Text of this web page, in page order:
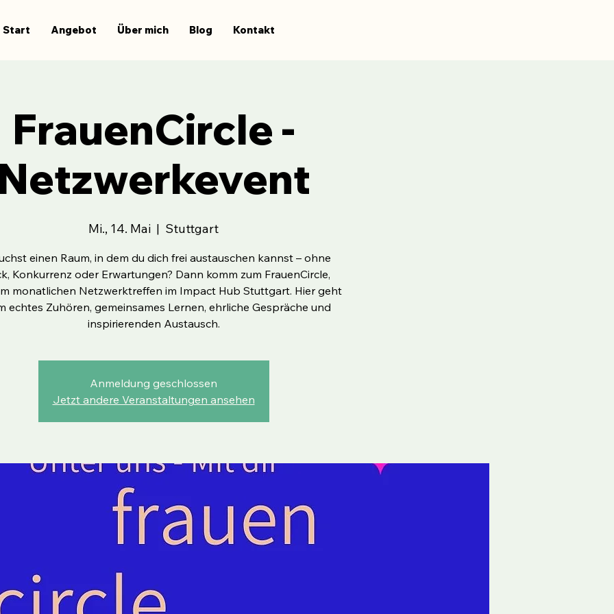
Start Angebot Über mich Blog Kontakt
FrauenCircle -
Mi., 14. Mai
  |
Stuttgart
einen Raum, in dem du dich frei austauschen kannst – ohne
Konkurrenz oder Erwartungen? Dann komm zum FrauenCircle,
monatlichen Netzwerktreffen im Impact Hub Stuttgart. Hier geht
echtes Zuhören, gemeinsames Lernen, ehrliche Gespräche und
inspirierenden Austausch.
Anmeldung geschlossen
Jetzt andere Veranstaltungen ansehen